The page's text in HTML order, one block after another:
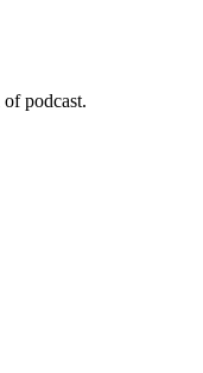
podcast.